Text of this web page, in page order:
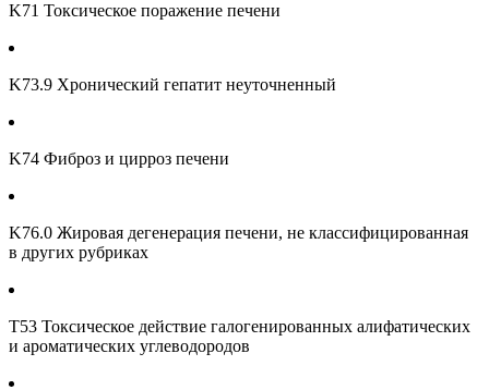
K71 Токсическое поражение печени
K73.9 Хронический гепатит неуточненный
K74 Фиброз и цирроз печени
K76.0 Жировая дегенерация печени, не классифицированная
в других рубриках
T53 Токсическое действие галогенированных алифатических
и ароматических углеводородов